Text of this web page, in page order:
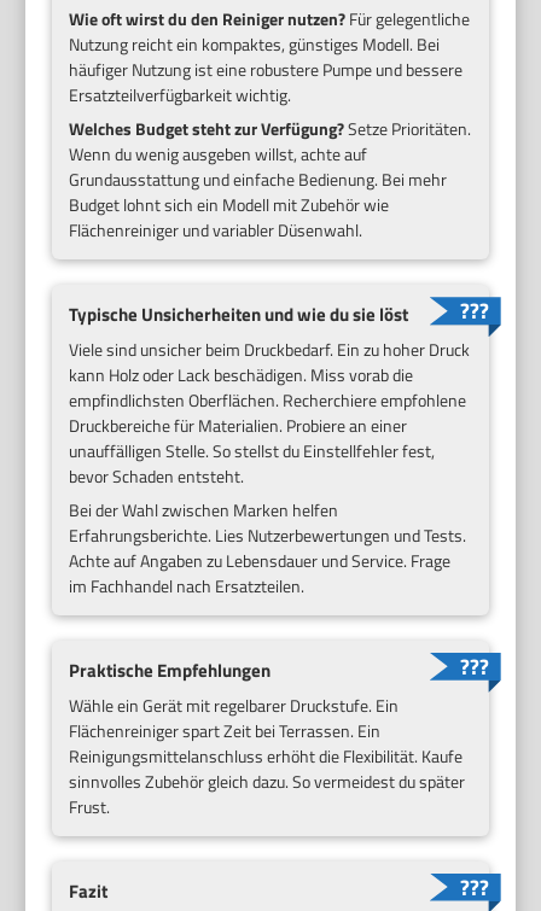
Wie oft wirst du den Reiniger nutzen?Für gelegentliche
Nutzung reicht ein kompaktes, günstiges Modell. Bei
häufiger Nutzung ist eine robustere Pumpe und bessere
Ersatzteilverfügbarkeit wichtig.
Welches Budget steht zur Verfügung?Setze Prioritäten.
Wenn du wenig ausgeben willst, achte auf
Grundausstattung und einfache Bedienung. Bei mehr
Budget lohnt sich ein Modell mit Zubehör wie
Flächenreiniger und variabler Düsenwahl.
Typische Unsicherheiten und wie du sie löst
Viele sind unsicher beim Druckbedarf. Ein zu hoher Druck
kann Holz oder Lack beschädigen. Miss vorab die
empfindlichsten Oberflächen. Recherchiere empfohlene
Druckbereiche für Materialien. Probiere an einer
unauffälligen Stelle. So stellst du Einstellfehler fest,
bevor Schaden entsteht.
Bei der Wahl zwischen Marken helfen
Erfahrungsberichte. Lies Nutzerbewertungen und Tests.
Achte auf Angaben zu Lebensdauer und Service. Frage
im Fachhandel nach Ersatzteilen.
Praktische Empfehlungen
Wähle ein Gerät mit regelbarer Druckstufe. Ein
Flächenreiniger spart Zeit bei Terrassen. Ein
Reinigungsmittelanschluss erhöht die Flexibilität. Kaufe
sinnvolles Zubehör gleich dazu. So vermeidest du später
Frust.
Fazit